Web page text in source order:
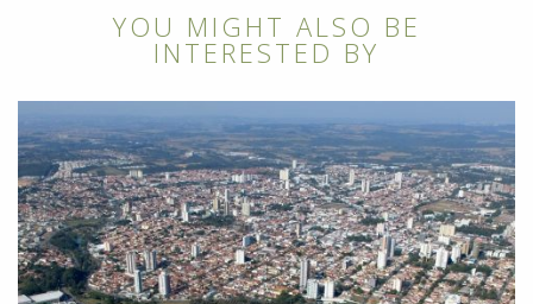
YOU MIGHT ALSO BE
INTERESTED BY